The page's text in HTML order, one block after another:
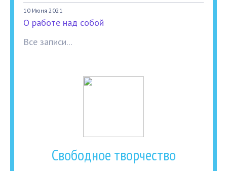
10 Июня 2021
О работе над собой
Все записи...
Свободное творчество